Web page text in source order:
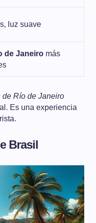
luz suave
de Janeiro más
de Río de Janeiro
Es una experiencia
Brasil